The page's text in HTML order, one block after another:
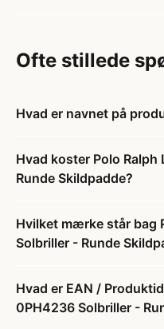
Ofte stillede
Hvad er navnet på
Hvad koster Polo
Runde Skildpadde?
Hvilket mærke står bag
Solbriller - Runde
Hvad er EAN /
0PH4236 Solbriller -